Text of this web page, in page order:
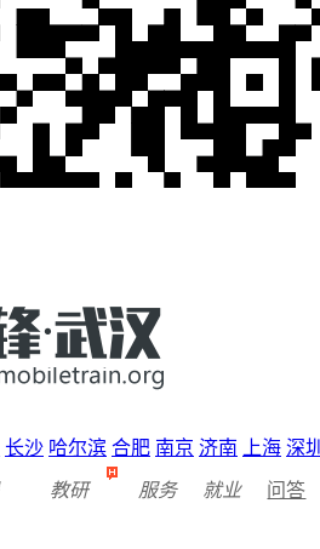
长沙 哈尔滨 合肥 南京 济南 上海 深
教研 服务 就业 问答